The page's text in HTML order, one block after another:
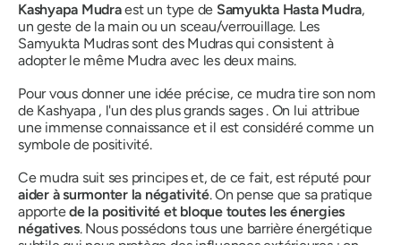
Kashyapa Mudraest un type de Samyukta Hasta Mudra,
un geste de la main ou un sceau/verrouillage. Les
Samyukta Mudrassont des Mudrasqui consistent à
adopter le même Mudra avec les deux mains.
Pour vous donner une idée précise, ce mudratire son nom
de Kashyapa, l'un des plus grands sages . On lui attribue
une immense connaissance et il est considéré comme un
symbole de positivité.
Ce mudra suit ses principes et, de ce fait, est réputé pour
aider à surmonter la négativité. On pense que sa pratique
apportede la positivité et bloque toutes les énergies
négatives. Nous possédons tous une barrière énergétique